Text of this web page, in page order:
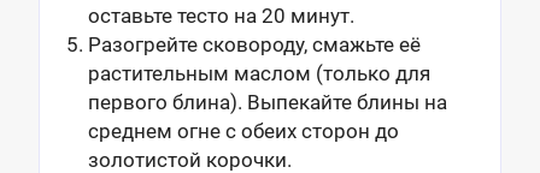
оставьте тесто на 20 минут.
Разогрейте сковороду, смажьте её
растительным маслом (только для
первого блина). Выпекайте блины на
среднем огне с обеих сторон до
золотистой корочки.